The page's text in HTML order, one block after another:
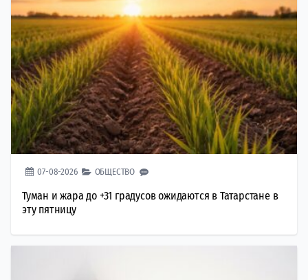
07-08-2026 ОБЩЕСТВО
Туман и жара до +31 градусов ожидаются в Татарстане в
эту пятницу